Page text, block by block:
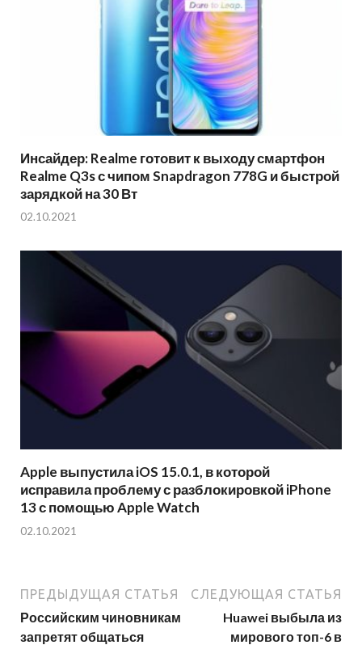
Инсайдер: Realme готовит к выходу смартфон
Realme Q3s с чипом Snapdragon 778G и быстрой
зарядкой на 30 Вт
02.10.2021
Apple выпустила iOS 15.0.1, в которой
исправила проблему с разблокировкой iPhone
13 с помощью Apple Watch
02.10.2021
ПРЕДЫДУЩАЯ СТАТЬЯ
Российским чиновникам
запретят общаться
СЛЕДУЮЩАЯ СТАТЬЯ
Huawei выбыла из
мирового топ-6 в